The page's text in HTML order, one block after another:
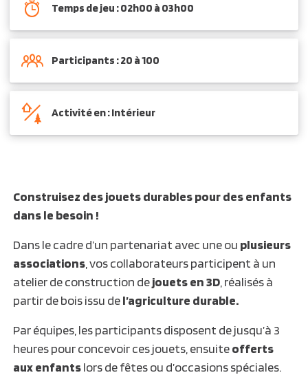
Temps de jeu : 02h00 à 03h00
Participants : 20 à 100
Activité en : Intérieur
Construisez des jouets durables pour des enfants
dans le besoin !
Dans le cadre d’un partenariat avec une ou plusieurs
associations , vos collaborateurs participent à un
atelier de construction dejouets en 3D , réalisés à
partir de bois issu del’agriculture durable.
Par équipes, les participants disposent de jusqu’à 3
heures pour concevoir ces jouets, ensuiteofferts
aux enfantslors de fêtes ou d’occasions spéciales.